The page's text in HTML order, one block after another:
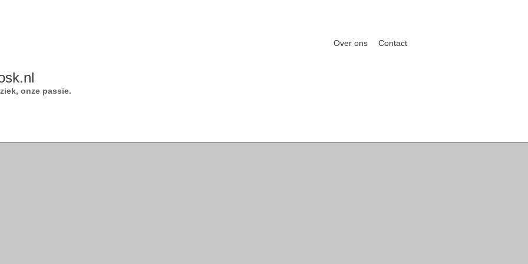
onze passie.
Over ons Contact